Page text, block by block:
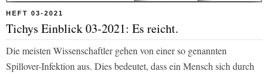
HEFT 03-2021
Tichys Einblick 03-2021: Es reicht.
Die meisten Wissenschaftler gehen von einer so genannten
Spillover-Infektion aus. Dies bedeutet, dass ein Mensch sich durch